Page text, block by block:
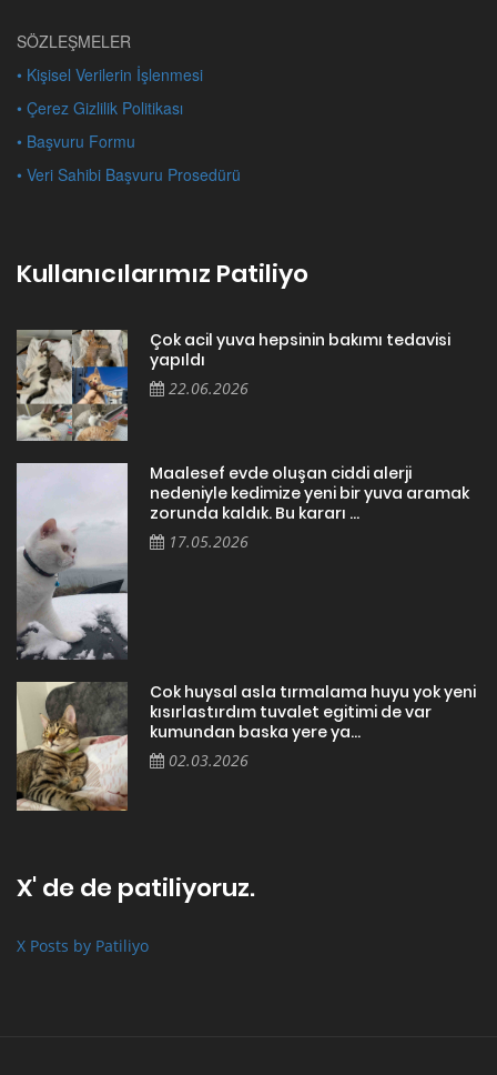
SÖZLEŞMELER
• Kişisel Verilerin İşlenmesi
• Çerez Gizlilik Politikası
• Başvuru Formu
• Veri Sahibi Başvuru Prosedürü
Kullanıcılarımız Patiliyo
Çok acil yuva hepsinin bakımı tedavisi
yapıldı
22.06.2026
Maalesef evde oluşan ciddi alerji
nedeniyle kedimize yeni bir yuva aramak
zorunda kaldık. Bu kararı ...
17.05.2026
Cok huysal asla tırmalama huyu yok yeni
kısırlastırdım tuvalet egitimi de var
kumundan baska yere ya...
02.03.2026
X' de de patiliyoruz.
X Posts by Patiliyo